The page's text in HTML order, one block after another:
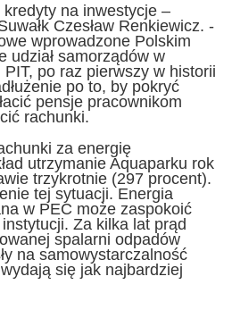
na inwestycje –
Czesław Renkiewicz. -
wprowadzone Polskim
udział samorządów w
po raz pierwszy w historii
po to, by pokryć
pensje pracownikom
rachunki.
za energię
utrzymanie Aquaparku rok
trzykrotnie (297 procent).
tej sytuacji. Energia
w PEC może zaspokoić
Za kilka lat prąd
spalarni odpadów
na samowystarczalność
się jak najbardziej